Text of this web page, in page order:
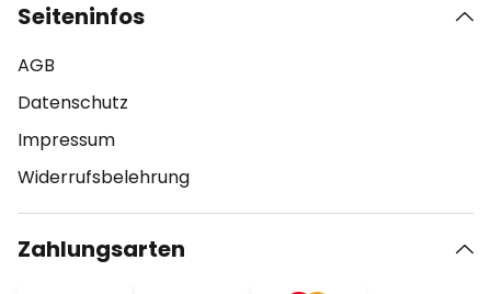
Seiteninfos
AGB
Datenschutz
Impressum
Widerrufsbelehrung
Zahlungsarten